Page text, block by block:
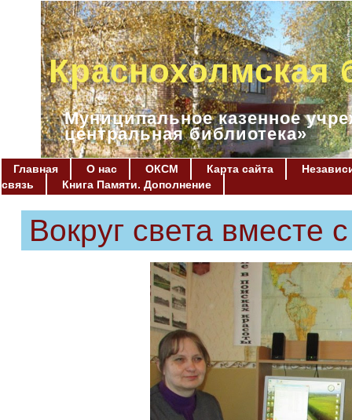
Краснохолмская
Муниципальное казенное
центральная библиотека»
Главная О нас ОКСМ Карта сайта
связь
Книга Памяти. Дополнение
Вокруг света вместе